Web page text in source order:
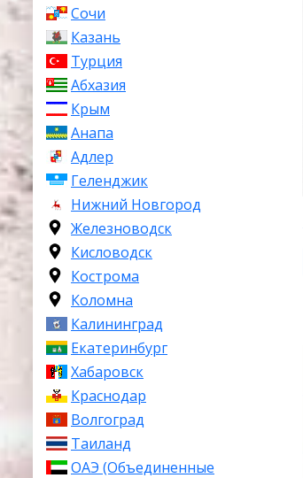
Сочи
Казань
Турция
Абхазия
Крым
Анапа
Адлер
Геленджик
Нижний Новгород
Железноводск
Кисловодск
Кострома
Коломна
Калининград
Екатеринбург
Хабаровск
Краснодар
Волгоград
Таиланд
ОАЭ (Объединенные